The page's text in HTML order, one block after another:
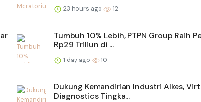
23 hours ago 12
Tumbuh 10% Lebih, PTPN Group Raih
Rp29 Triliun di ...
1 day ago 10
Dukung Kemandirian Industri Alkes,
Diagnostics Tingka...